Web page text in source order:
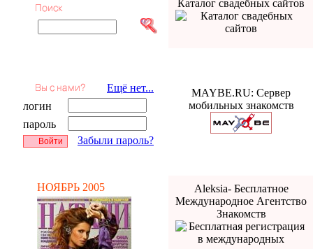
Ещё нет...
логин
пароль
Забыли пароль?
НОЯБРЬ 2005
Каталог свадебных сайтов
MAYBE.RU: Сервер
мобильных знакомств
Aleksia- Бесплатное
Международное Агентство
Знакомств